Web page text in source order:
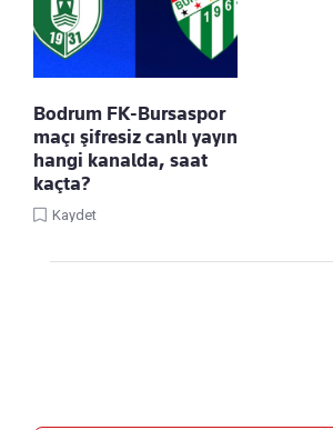
Bodrum FK-Bursaspor
maçı şifresiz canlı yayın
hangi kanalda, saat
kaçta?
Kaydet